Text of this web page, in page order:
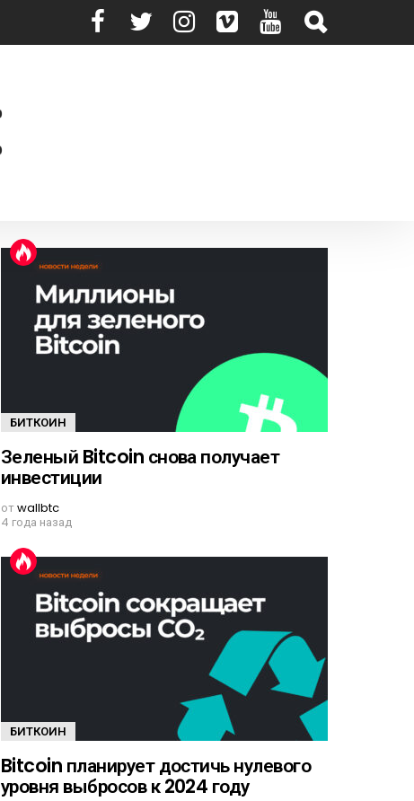
БИТКОИН
Зеленый Bitcoin снова получает
инвестиции
отwallbtc
4 года назад
БИТКОИН
Bitcoin планирует достичь нулевого
уровня выбросов к 2024 году